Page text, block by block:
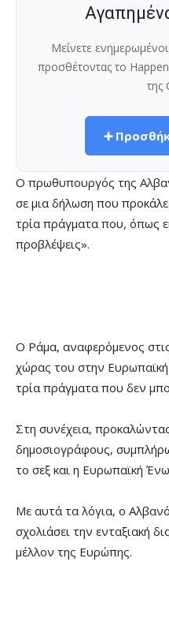
Μείνετε ενημερωμένοι
προσθέτοντας το
της
➕
Ο πρωθυπουργός της
σε μια δήλωση που
τρία πράγματα που, όπως
προβλέψεις».
Ο Ράμα, αναφερόμενος
χώρας του στην
τρία πράγματα που δεν
Στη συνέχεια,
δημοσιογράφους,
το σεξ και η Ευρωπαϊκή
Με αυτά τα λόγια, ο
σχολιάσει την ενταξιακή
μέλλον της Ευρώπης.